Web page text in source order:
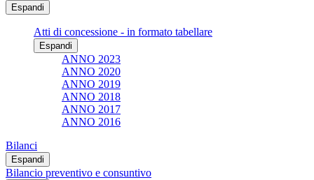
Espandi
Atti di concessione - in formato tabellare
Espandi
ANNO 2023
ANNO 2020
ANNO 2019
ANNO 2018
ANNO 2017
ANNO 2016
Bilanci
Espandi
Bilancio preventivo e consuntivo